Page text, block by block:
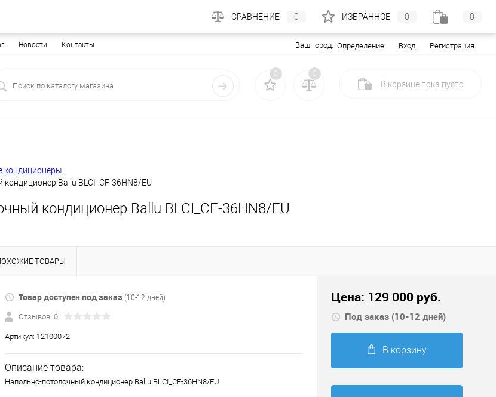
Новости Контакты Ваш город: Определение Вход Регистрация
0 0
В корзине пока пусто
кондиционеры
Ballu BLCI_CF-36HN8/EU
кондиционер Ballu BLCI_CF-36HN8/EU
ТОВАРЫ
Товар доступен под заказ (10-12 дней)
Отзывов: 0
Артикул: 12100072
Описание товара:
Напольно-потолочный кондиционер Ballu BLCI_CF-36HN8/EU
Цена: 129 000 руб.
Под заказ (10-12 дней)
В корзину
СРАВНЕНИЕ 0 ИЗБРАННОЕ 0 0